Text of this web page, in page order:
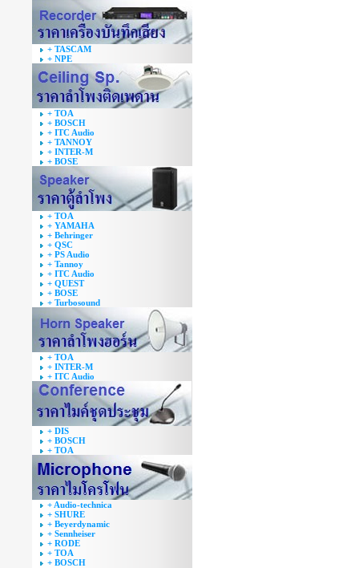
+ TASCAM
+ NPE
+ TOA
+ BOSCH
+ ITC Audio
+ TANNOY
+ INTER-M
+ BOSE
+ TOA
+ YAMAHA
+ Behringer
+ QSC
+ PS Audio
+ Tannoy
+ ITC Audio
+ QUEST
+ BOSE
+ Turbosound
+ TOA
+ INTER-M
+ ITC Audio
+ DIS
+ BOSCH
+ TOA
+ Audio-technica
+ SHURE
+ Beyerdynamic
+ Sennheiser
+ RODE
+ TOA
+ BOSCH